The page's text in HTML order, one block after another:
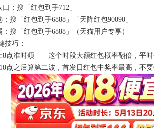
口：搜「红包到手712」
：搜「红包到手6888」「天降红包90090」
：搜「红包到手6888」（天猫用户专享）
技巧：
8点准时领——这个时段大额红包概率翻倍，平时
点之后算第二波，首发日红包中奖率最高，不要